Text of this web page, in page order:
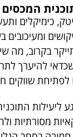
כימיקלים
בקרוב, מה
להיערך
שווקים
ליעילות
מסורתיות